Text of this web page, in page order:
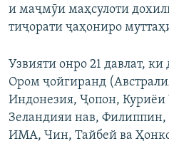
и маҷмӯи маҳсулоти
тиҷорати ҷаҳониро
Узвияти онро 21 давлат,
Ором ҷойгиранд
Индонезия, Ҷопон,
Зеландияи нав, Филиппин,
ИМА, Чин, Тайбей ва